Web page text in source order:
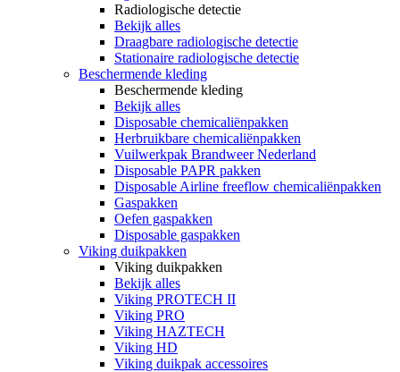
Radiologische detectie
Bekijk alles
Draagbare radiologische detectie
Stationaire radiologische detectie
Beschermende kleding
Beschermende kleding
Bekijk alles
Disposable chemicaliënpakken
Herbruikbare chemicaliënpakken
Vuilwerkpak Brandweer Nederland
Disposable PAPR pakken
Disposable Airline freeflow chemicaliënpakken
Gaspakken
Oefen gaspakken
Disposable gaspakken
Viking duikpakken
Viking duikpakken
Bekijk alles
Viking PROTECH II
Viking PRO
Viking HAZTECH
Viking HD
Viking duikpak accessoires